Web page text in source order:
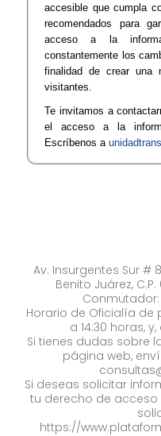
accesible que cumpla
recomendados para
acceso a la
constantemente los
finalidad de crear una
visitantes.
Te invitamos a
el acceso a la
Escríbenos a
Av. Insurgentes Sur #
Benito Juárez,
Conmutador:
Horario de Oficialía de
a 14:30 horas,
Si tienes dudas sobre
página web,
Si deseas solicitar
tu derecho de acceso
https://